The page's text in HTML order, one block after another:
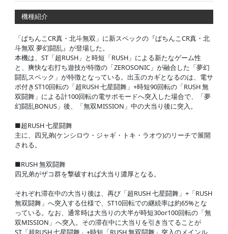
機種紹介
「ぱちんこCR真・北斗無双」に新スペックの『ぱちんこCR真・北
斗無双 夢幻闘乱』が登場した。
本機は、ST「超RUSH」と時短「RUSH」による新たなゲーム性
と、爽快な右打ち遊技が特徴の「ZEROSONIC」が融合した「夢幻
闘乱スペック」が特徴となっている。出玉のカギとなるのは、電サ
ポ付きST10回転の「超RUSH 七星闘舞」+時短90回転の「RUSH 無
双闘舞」による計100回転の電サポモードへ突入した場合で、「夢
幻闘乱BONUS」後、「無双MISSION」中の大当り後に突入。
■超RUSH 七星闘舞
主に、四兄弟(ケンシロウ・ジャギ・トキ・ラオウ)のリーチで展開
される。
■RUSH 無双闘舞
四兄弟がザコ群を撃破すれば大当り濃厚となる。
それぞれ滞在中の大当り後は、再び「超RUSH 七星闘舞」+「RUSH
無双闘舞」へ突入する仕様で、ST10回転での継続率は約65%とな
っている。なお、通常時は大当りの大半が時短30or100回転の「無
双MISSION」へ突入。その滞在中に大当りを引き当てることが
ST「超RUSH 七星闘舞」+時短「RUSH 無双闘舞」突入のメインル